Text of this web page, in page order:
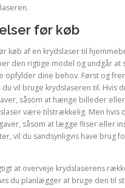
før køb
køb af en krydslaser til
den rigtige model og undgår at
opfylder dine behov. Først og
vil bruge krydslaseren til. Hvis
såsom at hænge billeder
være tilstrækkelig. Men hvis
såsom at lægge fliser eller
vil du sandsynligvis have brug
at overveje krydslaserens
du planlægger at bruge den til